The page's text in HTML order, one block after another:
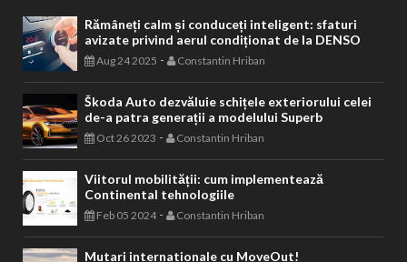
Rămâneți calm și conduceți inteligent: sfaturi
avizate privind aerul condiționat de la DENSO
Aug 24 2025 - Constantin Hriban
Škoda Auto dezvăluie schițele exteriorului celei
de-a patra generații a modelului Superb
Oct 26 2023 - Constantin Hriban
Viitorul mobilității: cum implementează
Continental tehnologiile
Feb 05 2024- Constantin Hriban
Mutari internationale cu MoveOut!